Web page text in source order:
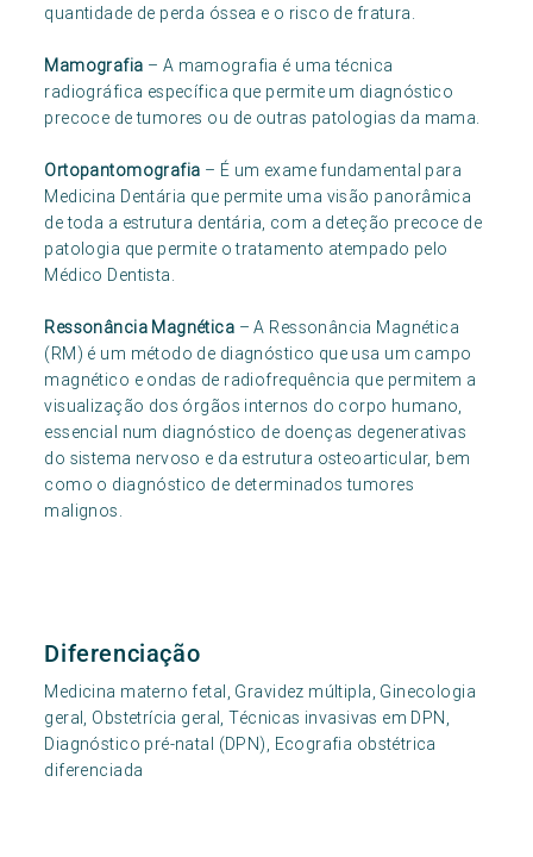
quantidade de perda óssea e o risco de fratura.
Mamografia – A mamografia é uma técnica
radiográfica específica que permite um diagnóstico
precoce de tumores ou de outras patologias da mama.
Ortopantomografia – É um exame fundamental para
Medicina Dentária que permite uma visão panorâmica
de toda a estrutura dentária, com a deteção precoce de
patologia que permite o tratamento atempado pelo
Médico Dentista.
Ressonância Magnética – A Ressonância Magnética
(RM) é um método de diagnóstico que usa um campo
magnético e ondas de radiofrequência que permitem a
visualização dos órgãos internos do corpo humano,
essencial num diagnóstico de doenças degenerativas
do sistema nervoso e da estrutura osteoarticular, bem
como o diagnóstico de determinados tumores
malignos.
Diferenciação
Medicina materno fetal, Gravidez múltipla, Ginecologia
geral, Obstetrícia geral, Técnicas invasivas em DPN,
Diagnóstico pré-natal (DPN), Ecografia obstétrica
diferenciada